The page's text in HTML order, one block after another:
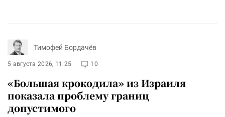
Тимофей Бордачёв
5 августа 2026, 11:25 10
«Большая крокодила» из Израиля
показала проблему границ
допустимого